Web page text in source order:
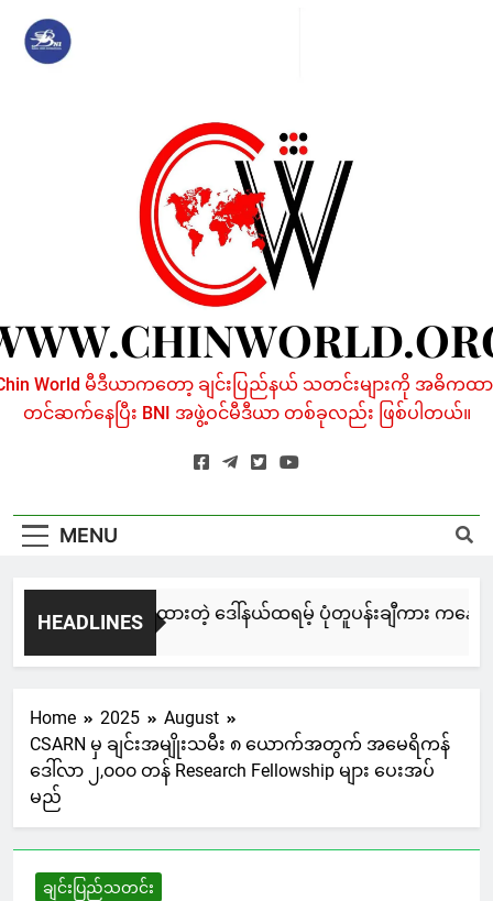
content
World မီဒီယာကတော့ ချင်းပြည်နယ် သတင်းများကို အဓိကထာ
တင်ဆက်နေပြီး BNI အဖွဲ့ဝင်မီဒီယာ တစ်ခုလည်း ဖြစ်ပါတယ်။
MENU
HEADLINES
မြင်းချေးနဲ့ ရေးဆွဲထားတဲ့ ဒေါ်နယ်ထရမ့် ပုံတူပန်းချီကား ကနေဒါမှ
3 Days Ago
Home 2025
August
CSARN မှ ချင်းအမျိုးသမီး ၈ ယောက်အတွက် အမေရိကန်
ဒေါ်လာ ၂,၀၀၀ တန် Research Fellowship များ ပေးအပ်
မည်
ချင်းပြည်သတင်း